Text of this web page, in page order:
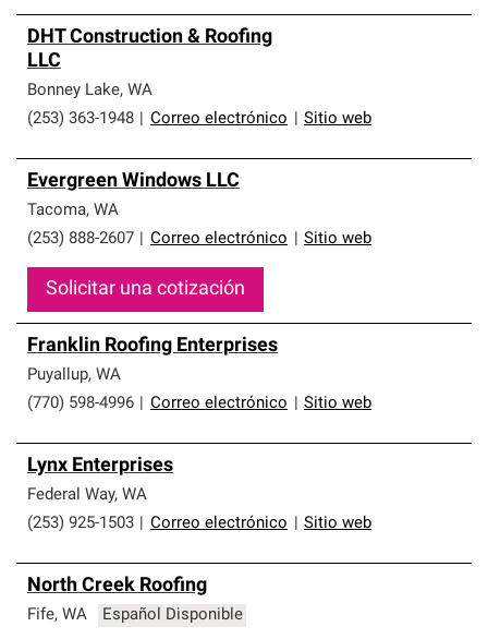
DHT Construction & Roofing
LLC
Bonney Lake, WA
(253) 363-1948
Correo electrónico Sitio web
Evergreen Windows LLC
Tacoma, WA
(253) 888-2607
Correo electrónico Sitio web
Solicitar una cotización
Franklin Roofing Enterprises
Puyallup, WA
(770) 598-4996
Correo electrónico Sitio web
Lynx Enterprises
Federal Way, WA
(253) 925-1503
Correo electrónico Sitio web
North Creek Roofing
Fife, WA Español Disponible